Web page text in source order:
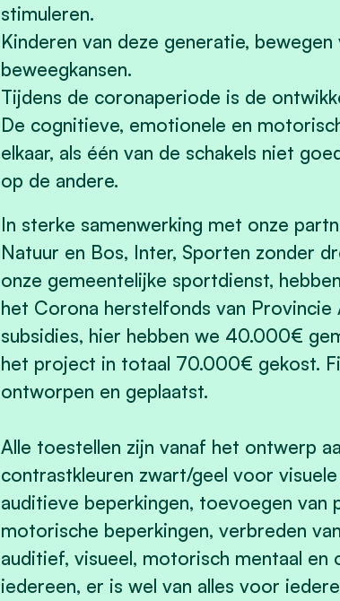
stimuleren.
Kinderen van deze generatie,
beweegkansen.
Tijdens de coronaperiode is de
De cognitieve, emotionele en
elkaar, als één van de schakels niet
op de andere.
In sterke samenwerking met onze
Natuur en Bos, Inter, Sporten zonder
onze gemeentelijke sportdienst,
het Corona herstelfonds van Provincie
subsidies, hier hebben we 40.000€
het project in totaal 70.000€ gekost.
ontworpen en geplaatst.
Alle toestellen zijn vanaf het ontwerp
contrastkleuren zwart/geel voor
auditieve beperkingen, toevoegen van
motorische beperkingen, verbreden
auditief, visueel, motorisch mentaal en
iedereen, er is wel van alles voor